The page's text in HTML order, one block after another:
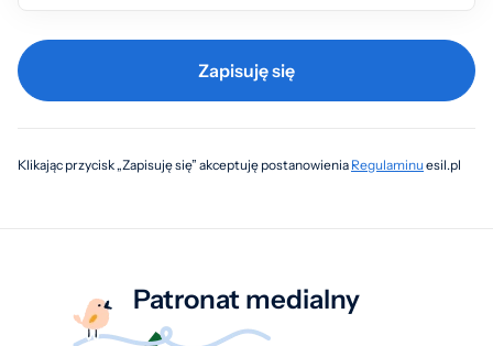
Zapisuję się
Klikając przycisk „Zapisuję się” akceptuję postanowienia Regulaminuesil.pl
Patronat medialny